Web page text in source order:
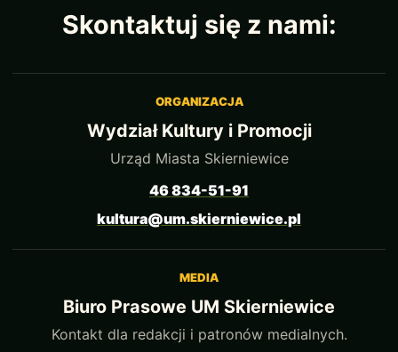
Skontaktuj się z nami:
ORGANIZACJA
Wydział Kultury i Promocji
Urząd Miasta Skierniewice
46 834-51-91
kultura@um.skierniewice.pl
MEDIA
Biuro Prasowe UM Skierniewice
Kontakt dla redakcji i patronów medialnych.